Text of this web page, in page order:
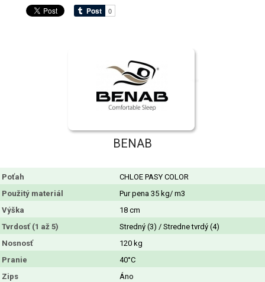
BENAB
Poťah
CHLOE PASY COLOR
Použitý materiál
Pur pena 35 kg/ m3
Výška
18 cm
Tvrdosť (1 až 5)
Stredný (3) / Stredne tvrdý (4)
Nosnosť
120 kg
Pranie
40°C
Zips
Áno